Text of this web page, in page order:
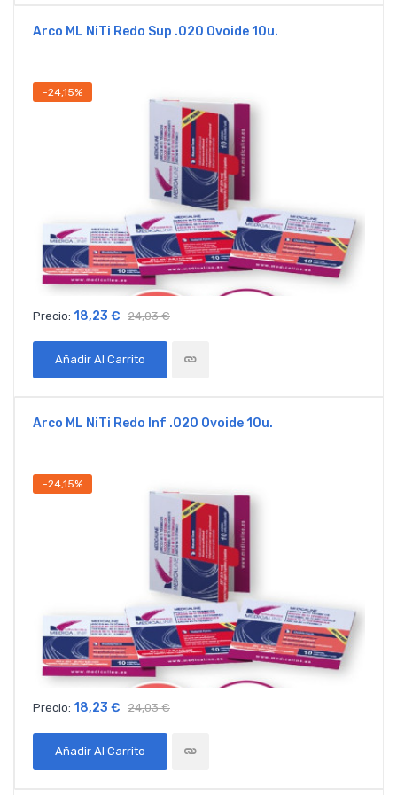
Arco ML NiTi Redo Sup .020 Ovoide 10u.
-24,15%
Precio: 18,23 € 24,03 €
Añadir Al Carrito
Arco ML NiTi Redo Inf .020 Ovoide 10u.
-24,15%
Precio: 18,23 € 24,03 €
Añadir Al Carrito